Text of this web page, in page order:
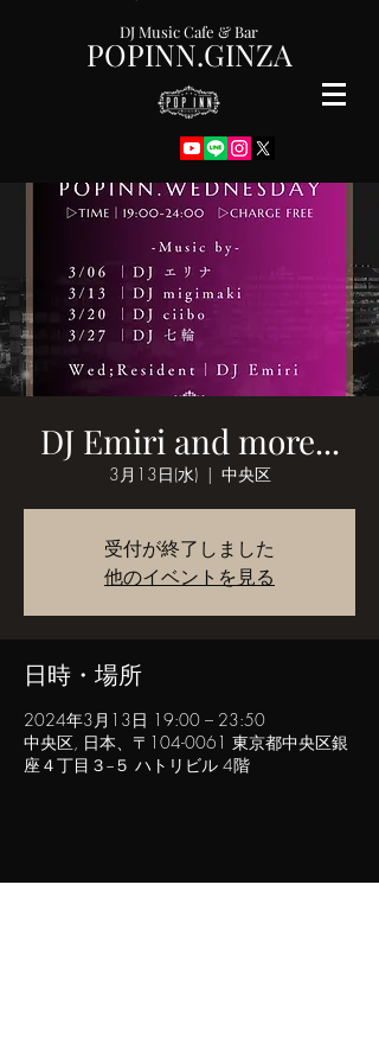
POPINN.GINZA
DJ Music Cafe & Bar
DJ Emiri and more...
3月13日(水)
  |
中央区
受付が終了しました
他のイベントを見る
日時・場所
2024年3月13日 19:00 – 23:50
中央区, 日本、〒104-0061 東京都中央区銀
座４丁目３−５ ハトリビル 4階